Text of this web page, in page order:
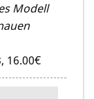
Modell
16.00€